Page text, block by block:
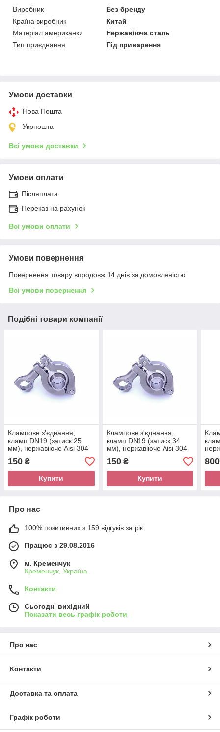
Виробник
Без бренду
Країна виробник
Китай
Матеріал американки
Нержавіюча сталь
Тип приєднання
Під приварення
Умови доставки
Нова Пошта
Укрпошта
Всі умови доставки
Умови оплати
Післяплата
Переказ на рахунок
Всі умови оплати
Умови повернення
Повернення товару впродовж 14 днів за домовленістю
Всі умови повернення
Подібні товари компанії
Клампове з'єднання,
кламп DN19 (затиск 25
мм), нержавіюче Aisi 304
150 ₴
Купити
Клампове з'єднання,
кламп DN19 (затиск 34
мм), нержавіюче Aisi 304
150₴
Купити
800
Про нас
100% позитивних з 159 відгуків за рік
Працює з 29.08.2016
м. Кременчук
Кременчук, Україна
Контакти
Сьогодні вихідний
Показати весь графік роботи
Про нас
Контакти
Доставка та оплата
Графік роботи